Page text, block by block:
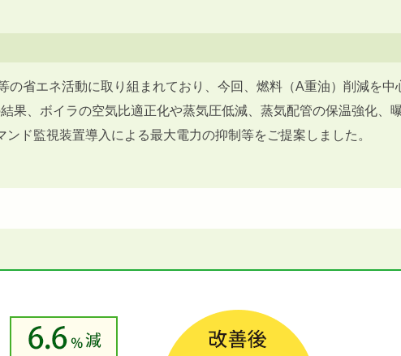
の省エネ活動に取り組まれており、今回、燃料（A重油）削減を中
果、ボイラの空気比適正化や蒸気圧低減、蒸気配管の保温強化、
ド監視装置導入による最大電力の抑制等をご提案しました。